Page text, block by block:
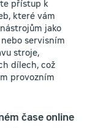
přístup k
které vám
jako
nebo servisním
stroje,
dílech, což
provozním
čase online